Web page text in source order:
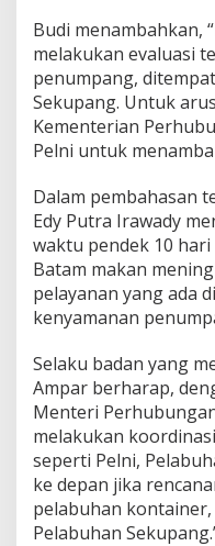
A
n
k
u
t
a
e
b
a
r
a
n
T
h
u
n
2
0
1
9
Budi menambahkan,
melakukan evaluasi
penumpang,
Sekupang. Untuk
Kementerian
Pelni untuk
Dalam pembahasan
Edy Putra Irawady
waktu pendek 10
Batam makan
pelayanan yang ada
kenyamanan
Selaku badan yang
Ampar berharap,
Menteri
melakukan
seperti Pelni,
ke depan jika
pelabuhan
Pelabuhan